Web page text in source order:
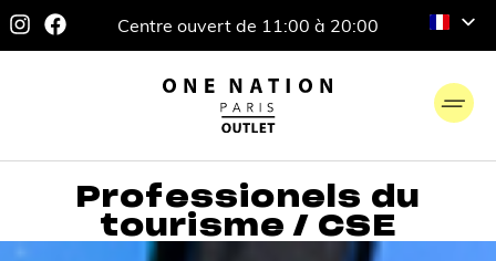
Centre ouvert de 11:00 à 20:00
Professionels du
tourisme / CSE